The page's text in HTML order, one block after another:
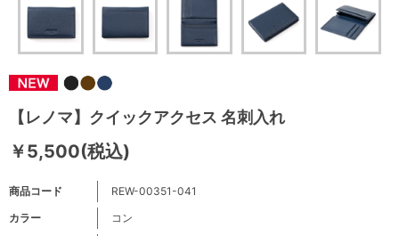
【レノマ】クイックアクセス 名刺入れ
￥5,500(税込)
商品コード
REW-00351-041
カラー
コン